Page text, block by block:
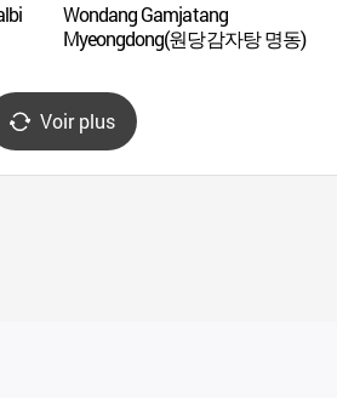
Wondang Gamjatang
Myeongdong(원당감자탕 명동)
Voir plus